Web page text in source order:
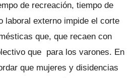
de recreación, tiempo de
laboral externo impide el corte
que, que recaen con
que para los varones. En
que mujeres y disidencias